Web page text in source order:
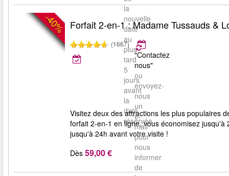
la
nouvelle
date
au
plus
tard
5
jours
avant
la
date
réservée.
-40% Forfait 2-en-1 : Madame Tussauds &
(1667)
"Contactez
nous"
ou
envoyez-
nous
un
e-
mail
pour
nous
informer
de
Visitez deux des attractions les plus populaires
forfait 2-en-1 en ligne, vous économisez
jusqu'à 24h avant votre visite !
Dès 59,00 €